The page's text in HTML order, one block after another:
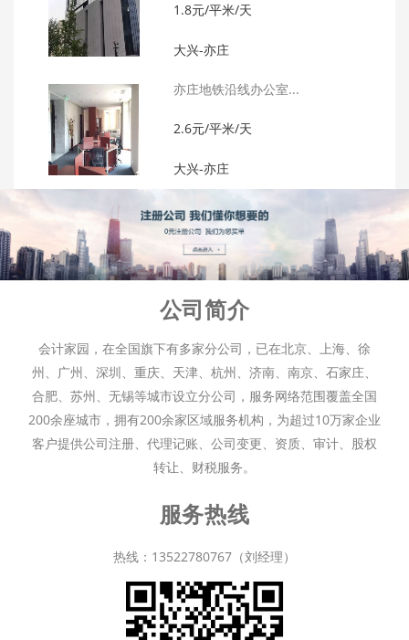
1.8元/平米/天
大兴-亦庄
亦庄地铁沿线办公室...
2.6元/平米/天
大兴-亦庄
公司简介
会计家园，在全国旗下有多家分公司，已在北京、上海、徐
州、广州、深圳、重庆、天津、杭州、济南、南京、石家庄、
合肥、苏州、无锡等城市设立分公司，服务网络范围覆盖全国
200余座城市，拥有200余家区域服务机构，为超过10万家企业
客户提供公司注册、代理记账、公司变更、资质、审计、股权
转让、财税服务。
服务热线
热线：13522780767（刘经理）